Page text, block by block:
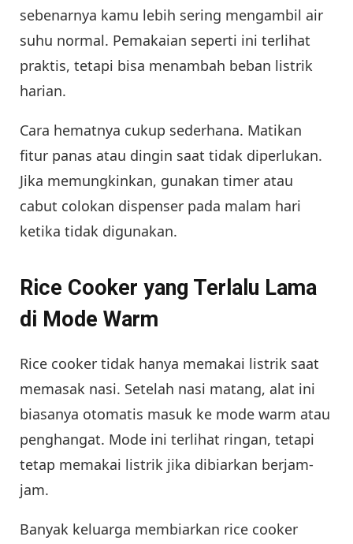
sebenarnya kamu lebih sering mengambil air
suhu normal. Pemakaian seperti ini terlihat
praktis, tetapi bisa menambah beban listrik
harian.
Cara hematnya cukup sederhana. Matikan
fitur panas atau dingin saat tidak diperlukan.
Jika memungkinkan, gunakan timer atau
cabut colokan dispenser pada malam hari
ketika tidak digunakan.
Rice Cooker yang Terlalu Lama
di Mode Warm
Rice cooker tidak hanya memakai listrik saat
memasak nasi. Setelah nasi matang, alat ini
biasanya otomatis masuk ke mode warm atau
penghangat. Mode ini terlihat ringan, tetapi
tetap memakai listrik jika dibiarkan berjam-
jam.
Banyak keluarga membiarkan rice cooker